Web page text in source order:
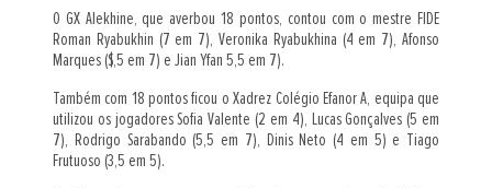
O GX Alekhine, que averbou 18 pontos, contou com o mestre FIDE
Roman Ryabukhin (7 em 7), Veronika Ryabukhina (4 em 7), Afonso
Marques ($,5 em 7) e Jian Yfan 5,5 em 7).
Também com 18 pontos ficou o Xadrez Colégio Efanor A, equipa que
utilizou os jogadores Sofia Valente (2 em 4), Lucas Gonçalves (5 em
7), Rodrigo Sarabando (5,5 em 7), Dinis Neto (4 em 5) e Tiago
Frutuoso (3,5 em 5).